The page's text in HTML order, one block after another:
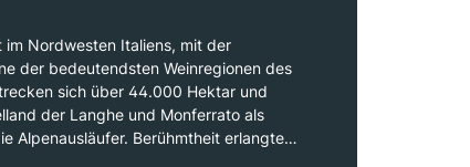
im Nordwesten Italiens, mit der
der bedeutendsten Weinregionen des
sich über 44.000 Hektar und
der Langhe und Monferrato als
Alpenausläufer. Berühmtheit erlangte